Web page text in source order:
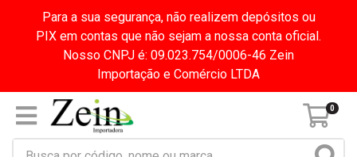
Para a sua segurança, não realizem depósitos ou
PIX em contas que não sejam a nossa conta oficial.
Nosso CNPJ é: 09.023.754/0006-46 Zein
Importação e Comércio LTDA
0